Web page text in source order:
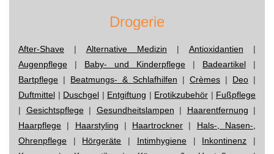
Drogerie
After-Shave | Alternative Medizin | Antioxidantien |
Augenpflege | Baby- und Kinderpflege | Badeartikel |
Bartpflege | Beatmungs- & Schlafhilfen | Crèmes | Deo |
Duftmittel | Duschgel | Entgiftung | Erotikzubehör | Fußpflege
| Gesichtspflege| Gesundheitslampen | Haarentfernung |
Haarpflege | Haarstyling | Haartrockner | Hals-, Nasen-,
Ohrenpflege | Hörgeräte | Intimhygiene| Inkontinenz |